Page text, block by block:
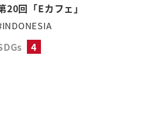
20回「Eカフェ」
4